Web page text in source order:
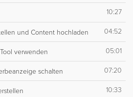
10:27
und Content hochladen 04:52
verwenden 05:01
schalten 07:20
10:33